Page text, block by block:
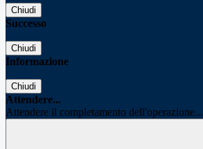
Chiudi
Successo
Chiudi
Informazione
Chiudi
Attendere...
Attendere il completamento dell'operazione...